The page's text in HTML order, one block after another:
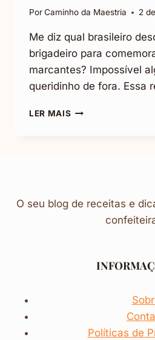
PorCaminho da Maestria 2
Me diz qual brasileiro
brigadeiro para
marcantes? Impossível
queridinho de fora. Essa
LER MAISRECEITA
O seu blog de receitas e
Políticas de